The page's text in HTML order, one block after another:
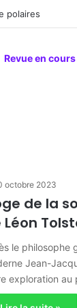
polaires
Revue en cours
octobre 2023
de la
Léon
le philosophe
Jean-
exploration au